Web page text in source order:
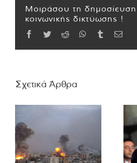
Μοιράσου τη
κοινωνικής δικτύωσης !
Facebook
TwitterReddit WhatsApp
TumblrEmail
Σχετικά Άρθρα